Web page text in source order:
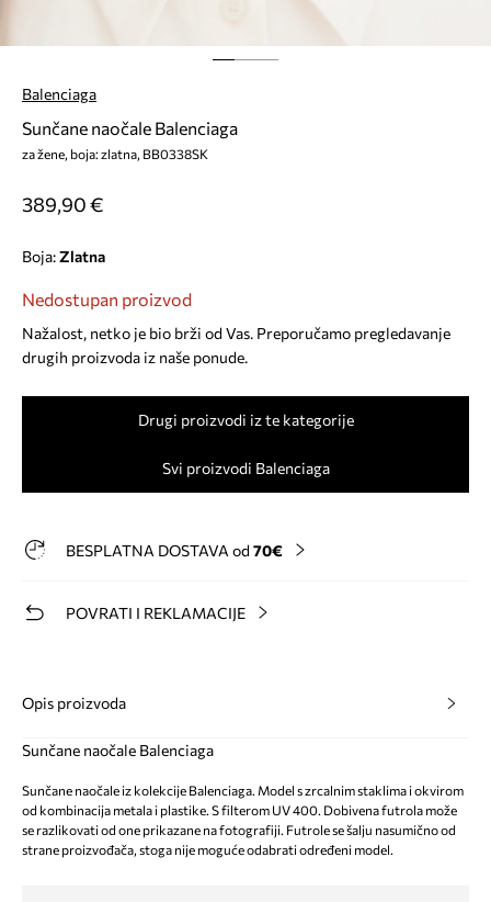
Balenciaga
Sunčane naočale Balenciaga
za žene, boja: zlatna, BB0338SK
389,90 €
Boja: zlatna
Nedostupan proizvod
Nažalost, netko je bio brži od Vas. Preporučamo pregledavanje
drugih proizvoda iz naše ponude.
Drugi proizvodi iz te kategorije
Svi proizvodi Balenciaga
BESPLATNA DOSTAVA od 70€
POVRATI I REKLAMACIJE
Opis proizvoda
Sunčane naočale Balenciaga
Sunčane naočale iz kolekcije Balenciaga. Model s zrcalnim staklima i okvirom
od kombinacija metala i plastike. S filterom UV 400. Dobivena futrola može
se razlikovati od one prikazane na fotografiji. Futrole se šalju nasumično od
strane proizvođača, stoga nije moguće odabrati određeni model.